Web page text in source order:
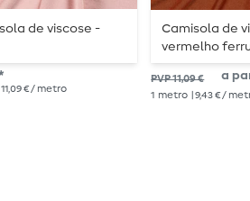
de viscose -
| 11,09 € / metro
Camisola de
vermelho
PVP 11,09 € a
1 metro | 9,43 € /